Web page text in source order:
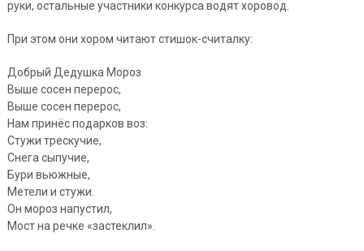
руки, остальные участники конкурса водят хоровод.
При этом они хором читают стишок-считалку:
Добрый Дедушка Мороз
Выше сосен перерос,
Выше сосен перерос,
Нам принёс подарков воз:
Стужи трескучие,
Снега сыпучие,
Бури вьюжные,
Метели и стужи.
Он мороз напустил,
Мост на речке «застеклил».